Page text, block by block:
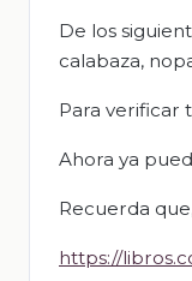
De los
calabaza,
Para verificar
Ahora ya
Recuerda
https://